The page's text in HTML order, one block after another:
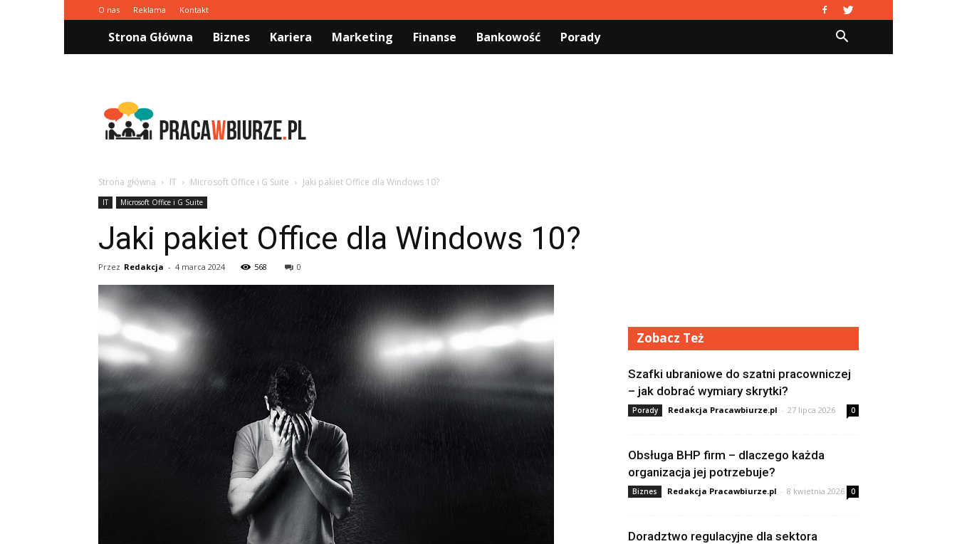
O nas Reklama Kontakt
Strona Główna Biznes Kariera Marketing Finanse Bankowość Porady
Strona główna IT Microsoft Office i G Suite Jaki pakiet Office dla Windows 10?
IT Microsoft Office i G Suite
Jaki pakiet Office dla Windows 10?
Przez Redakcja - 4 marca 2024 568 0
Zobacz Też
Szafki ubraniowe do szatni pracowniczej
– jak dobrać wymiary skrytki?
Porady Redakcja Pracawbiurze.pl - 27 lipca 2026 0
Obsługa BHP firm – dlaczego każda
organizacja jej potrzebuje?
Biznes Redakcja Pracawbiurze.pl - 8 kwietnia 2026 0
Doradztwo regulacyjne dla sektora